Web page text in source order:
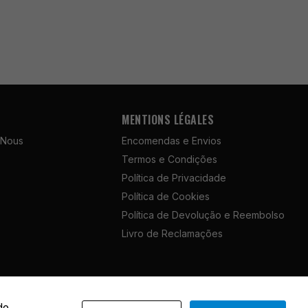
MENTIONS LÉGALES
Encomendas e Envios
Termos e Condições
Política de Privacidade
Política de Cookies
Política de Devolução e Reembolso
Livro de Reclamações
French